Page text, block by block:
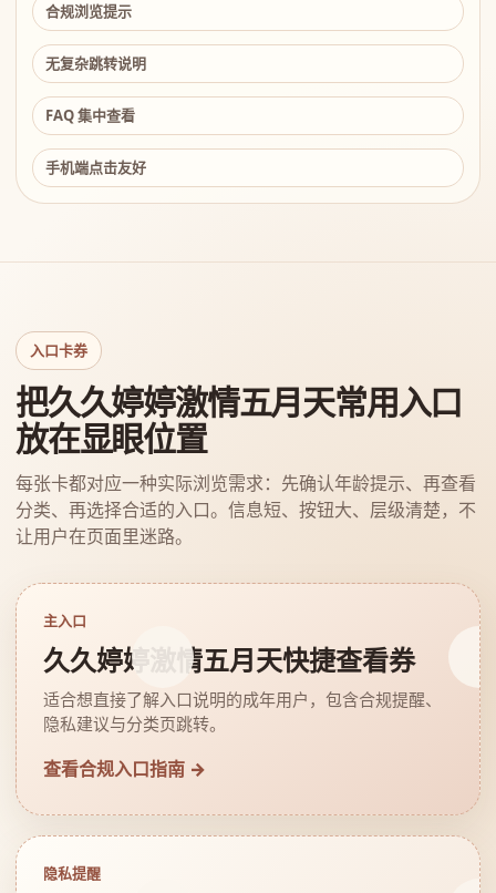
合规浏览提示
无复杂跳转说明
FAQ 集中查看
手机端点击友好
入口卡券
把久久婷婷激情五月天常用入口
放在显眼位置
每张卡都对应一种实际浏览需求：先确认年龄提示、再查看
分类、再选择合适的入口。信息短、按钮大、层级清楚，不
让用户在页面里迷路。
主入口
久久婷婷激情五月天快捷查看券
适合想直接了解入口说明的成年用户，包含合规提醒、
隐私建议与分类页跳转。
查看合规入口指南 →
隐私提醒